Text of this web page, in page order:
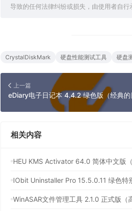
导致的任何法律纠纷或损失，由使用者自行
CrystalDiskMark 硬盘性能测试工具 硬盘
上一篇
相关内容
HEU KMS Activator 64.0 简体中文版
IObit Uninstaller Pro 15.5.0.11 绿色特